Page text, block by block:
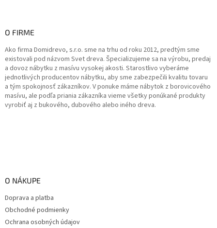
O FIRME
Ako firma Domidrevo, s.r.o. sme na trhu od roku 2012, predtým sme
existovali pod názvom Svet dreva. Špecializujeme sa na výrobu, predaj
a dovoz nábytku z masívu vysokej akosti. Starostlivo vyberáme
jednotlivých producentov nábytku, aby sme zabezpečili kvalitu tovaru
a tým spokojnosť zákazníkov. V ponuke máme nábytok z borovicového
masívu, ale podľa priania zákazníka vieme všetky ponúkané produkty
vyrobiť aj z bukového, dubového alebo iného dreva.
O NÁKUPE
Doprava a platba
Obchodné podmienky
Ochrana osobných údajov